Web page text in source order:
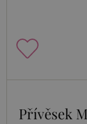
Přívěsek